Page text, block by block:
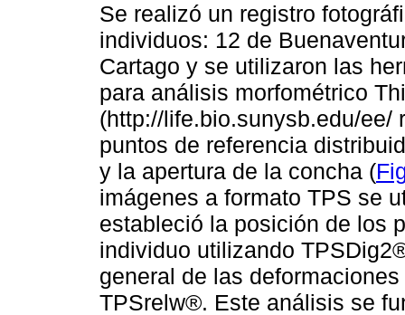
Se realizó un registro
individuos: 12 de
Cartago y se utilizaron las
para análisis morfométrico
(http://life.bio.sunysb.edu/ee/
puntos de referencia
y la apertura de la concha (
imágenes a formato TPS se
estableció la posición de los
individuo utilizando
general de las
TPSrelw®. Este análisis se